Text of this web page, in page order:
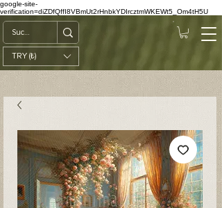
google-site-
verification=diZDfQffI8VBmUt2rHnbkYDIrcztmWKEWt5_Om4tH5U
TRY (₺)